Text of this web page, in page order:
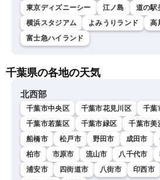
東京ディズニーシー 江ノ島
道の駅
横浜スタジアム
よみうりランド
高
富士急ハイランド
千葉県の各地の天気
北西部
千葉市中央区 千葉市花見川区
千葉
千葉市若葉区
千葉市緑区 千葉市美
船橋市
松戸市 野田市 成田市
柏市
市原市 流山市 八千代市
浦安市
四街道市 八街市 印西市